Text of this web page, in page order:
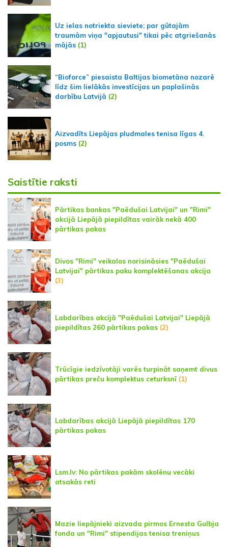
Uz ielas notriekta sieviete; par gūtajām
traumām viņa "apjautusi" tikai pēc atgriešanās
mājās (1)
“Bioforce” piesaista Baltijas biometāna nozarē
līdz šim lielākās investīcijas un paplašinās
darbību Latvijā (2)
Aizvadīts Liepājas pludmales tenisa līgas 4.
posms (2)
Saistītie raksti
Pārtikas bankas "Paēdušai Latvijai" un "Rimi"
akcijā Liepājā piepildītas vairāk nekā 400
pārtikas pakas
Divos "Rimi" veikalos norisināsies "Paēdušai
Latvijai" pārtikas paku komplektēšanas akcija
(3)
Labdarības akcijā "Paēdušai Latvijai" Liepājā
piepildītas 260 pārtikas pakas (2)
Trūcīgie iedzīvotāji varēs turpināt saņemt divus
pārtikas preču komplektus ceturksnī (1)
Labdarības akcijā Liepājā piepildītas 170
pārtikas pakas
Lsm.lv: No pārtikas pakām skolēnu vecāki
atsakās reti
Mazie liepājnieki aizvada pirmos Ernesta Gulbja
fonda un "Rimi" stipendijas tenisa treniņus